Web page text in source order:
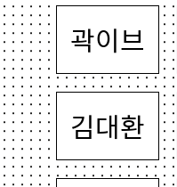
곽이브
김대환